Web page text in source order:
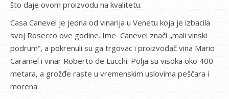
što daje ovom proizvodu na kvalitetu.
Casa Canevel je jedna od vinarija u Venetu koja je izbacila
svoj Rosecco ove godine. Ime Canevel znači „mali vinski
podrum“, a pokrenuli su ga trgovac i proizvođač vina Mario
Caramel i vinar Roberto de Lucchi. Polja su visoka oko 400
metara, a grožđe raste u vremenskim uslovima peščara i
morena.